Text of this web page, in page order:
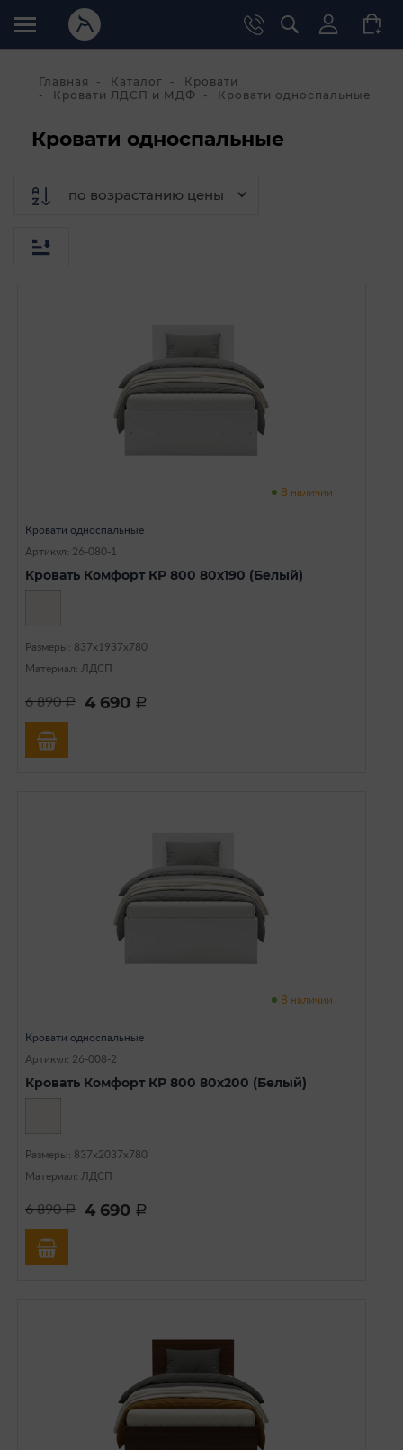
Главная Каталог
Кровати
Кровати ЛДСП и МДФ
Кровати односпальные
Кровати односпальные
В наличии
Кровати односпальные
Артикул: 26-080-1
Кровать Комфорт КР 800 80х190 (Белый)
Размеры: 837х1937х780
Материал: ЛДСП
6 890a 4 690 a
В наличии
Кровати односпальные
Артикул: 26-008-2
Кровать Комфорт КР 800 80х200 (Белый)
Размеры: 837х2037х780
Материал: ЛДСП
6 890a 4 690 a